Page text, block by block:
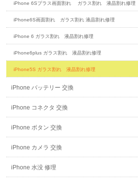
iPhone 6Sプラス画面割れ ガラス割れ 液晶割れ修理
iPhone6S画面割れ ガラス割れ 液晶割れ修理
iPhone 6 ガラス割れ 液晶割れ修理
iPhone6plus ガラス割れ 液晶割れ修理
iPhone5S ガラス割れ 液晶割れ修理
iPhone バッテリー 交換
iPhone コネクタ 交換
iPhone ボタン 交換
iPhone カメラ 交換
iPhone 水没 修理